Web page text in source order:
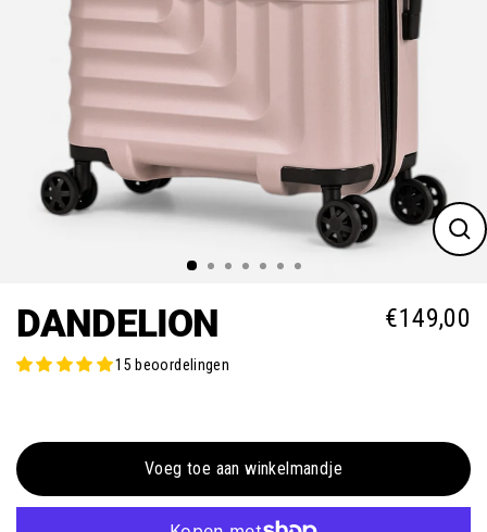
DANDELION
15 beoordelingen
€149,00
Voeg toe aan winkelmandje